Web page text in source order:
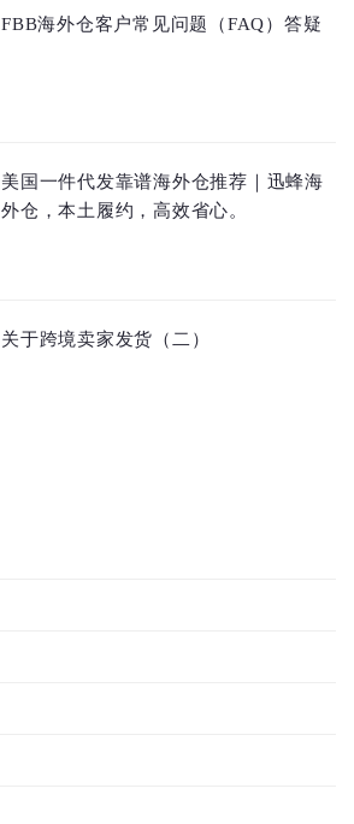
FBB海外仓客户常见问题（FAQ）答疑
美国一件代发靠谱海外仓推荐｜迅蜂海
外仓，本土履约，高效省心。
关于跨境卖家发货（二）